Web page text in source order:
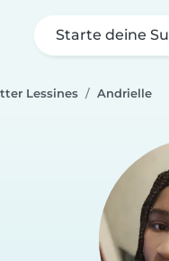
Starte deine
Lessines Andrielle️